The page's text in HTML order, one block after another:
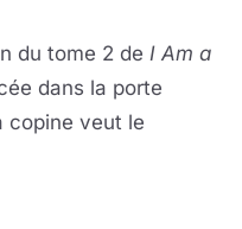
du tome 2 de I Am a
dans la porte
copine veut le